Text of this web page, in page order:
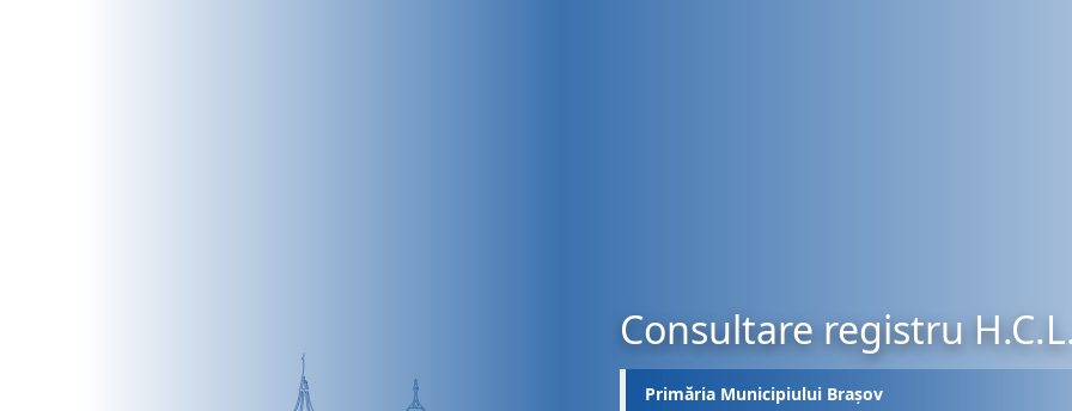
Consultare registru
Primăria Municipiului Brașov